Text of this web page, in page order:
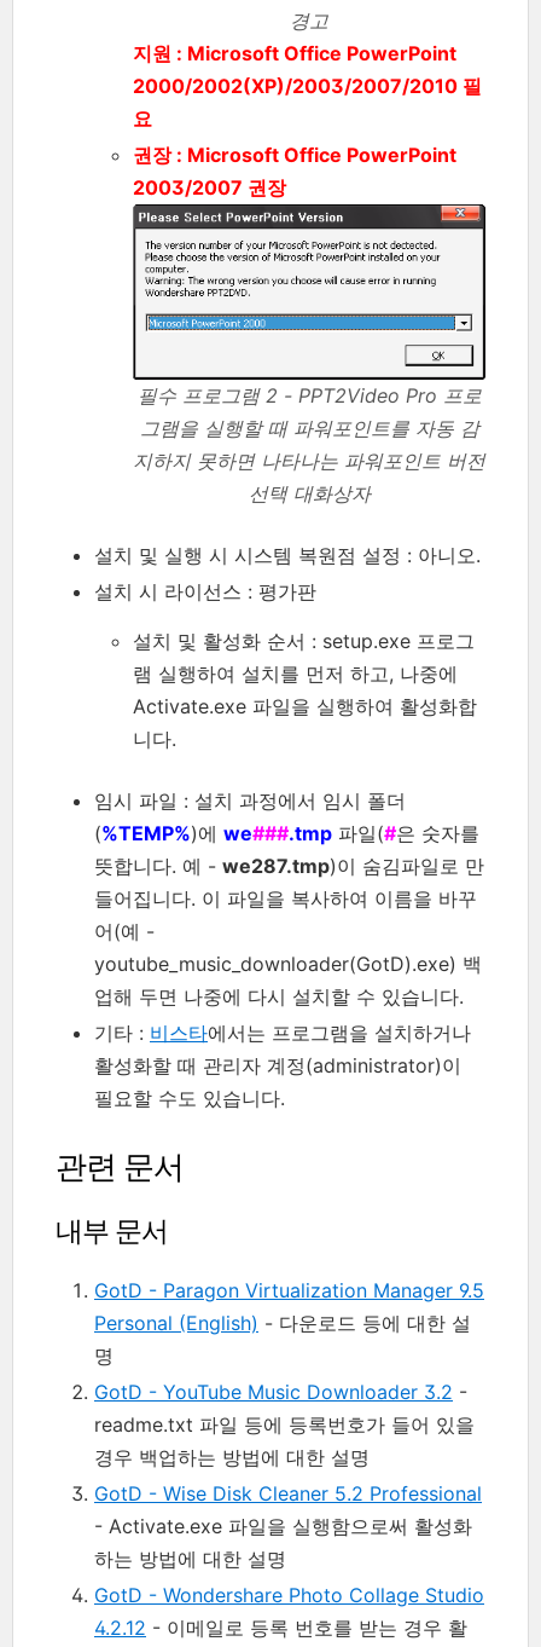
경고
지원 : Microsoft Office PowerPoint
2000/2002(XP)/2003/2007/2010 필
요
권장 : Microsoft Office PowerPoint
2003/2007 권장
필수 프로그램 2 - PPT2Video Pro 프로
그램을 실행할 때 파워포인트를 자동 감
지하지 못하면 나타나는 파워포인트 버전
선택 대화상자
설치 및 실행 시 시스템 복원점 설정 : 아니오.
설치 시 라이선스 : 평가판
설치 및 활성화 순서 : setup.exe 프로그
램 실행하여 설치를 먼저 하고, 나중에
Activate.exe 파일을 실행하여 활성화합
니다.
임시 파일 : 설치 과정에서 임시 폴더
(%TEMP%)에 we###.tmp 파일(#은 숫자를
뜻합니다. 예 - we287.tmp)이 숨김파일로 만
들어집니다. 이 파일을 복사하여 이름을 바꾸
어(예 -
youtube_music_downloader(GotD).exe) 백
업해 두면 나중에 다시 설치할 수 있습니다.
기타 : 비스타에서는 프로그램을 설치하거나
활성화할 때 관리자 계정(administrator)이
필요할 수도 있습니다.
관련 문서
내부 문서
GotD - Paragon Virtualization Manager 9.5
Personal (English) - 다운로드 등에 대한 설
명
GotD - YouTube Music Downloader 3.2 -
readme.txt 파일 등에 등록번호가 들어 있을
경우 백업하는 방법에 대한 설명
GotD - Wise Disk Cleaner 5.2 Professional
- Activate.exe 파일을 실행함으로써 활성화
하는 방법에 대한 설명
GotD - Wondershare Photo Collage Studio
4.2.12 - 이메일로 등록 번호를 받는 경우 활